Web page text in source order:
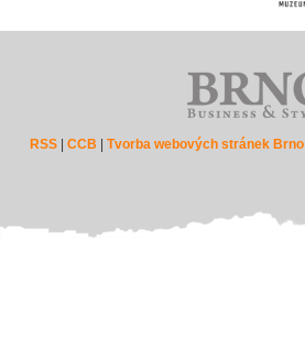
RSS |CCB |Tvorba webových stránek Brno